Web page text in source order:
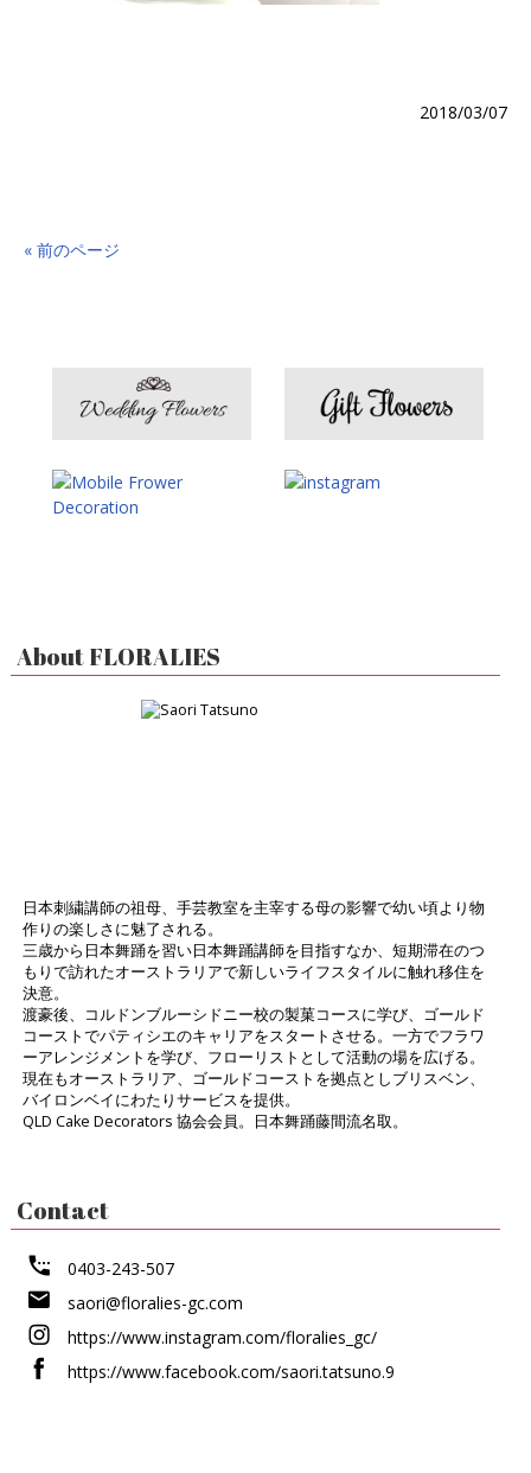
2018/03/07
« 前のページ
About FLORALIES
日本刺繍講師の祖母、手芸教室を主宰する母の影響で幼い頃より物
作りの楽しさに魅了される。
三歳から日本舞踊を習い日本舞踊講師を目指すなか、短期滞在のつ
もりで訪れたオーストラリアで新しいライフスタイルに触れ移住を
決意。
渡豪後、コルドンブルーシドニー校の製菓コースに学び、ゴールド
コーストでパティシエのキャリアをスタートさせる。一方でフラワ
ーアレンジメントを学び、フローリストとして活動の場を広げる。
現在もオーストラリア、ゴールドコーストを拠点としブリスベン、
バイロンベイにわたりサービスを提供。
QLD Cake Decorators 協会会員。日本舞踊藤間流名取。
Contact
0403-243-507
saori@floralies-gc.com
https://www.instagram.com/floralies_gc/
https://www.facebook.com/saori.tatsuno.9